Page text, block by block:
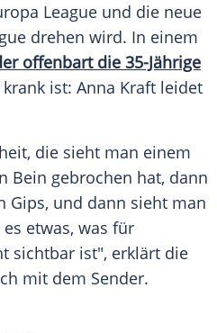
League und die neue
drehen wird. In einem
offenbart die 35-Jährige
ist: Anna Kraft leidet
, die sieht man einem
Bein gebrochen hat, dann
Gips, und dann sieht man
etwas, was für
sichtbar ist", erklärt die
mit dem Sender.